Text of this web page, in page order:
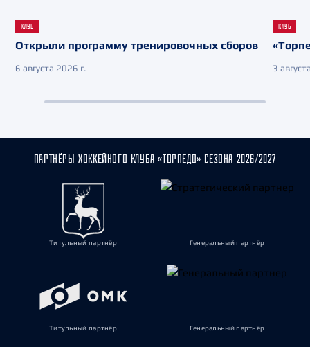
КЛУБ
Открыли программу тренировочных сборов
6 августа 2026 г.
КЛУБ
3
ПАРТНЁРЫ ХОККЕЙНОГО КЛУБА «ТОРПЕДО» СЕЗОНА 2026/2027
Титульный партнёр Генеральный партнёр
Титульный партнёр Генеральный партнёр